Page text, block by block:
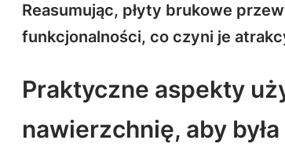
Reasumując, płyty brukowe
funkcjonalności, co czyni je
Praktyczne aspekty
nawierzchnię, aby